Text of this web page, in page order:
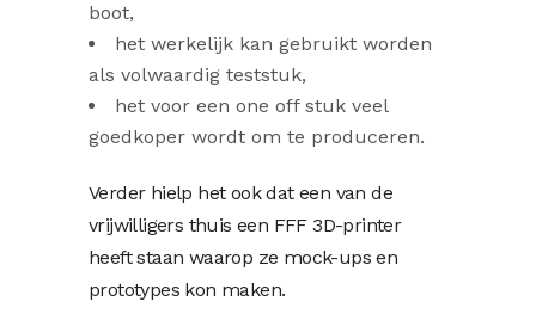
boot,
het werkelijk kan gebruikt worden
als volwaardig teststuk,
het voor een one off stuk veel
goedkoper wordt om te produceren.
Verder hielp het ook dat een van de
vrijwilligers thuis een FFF 3D-printer
heeft staan waarop ze mock-ups en
prototypes kon maken.